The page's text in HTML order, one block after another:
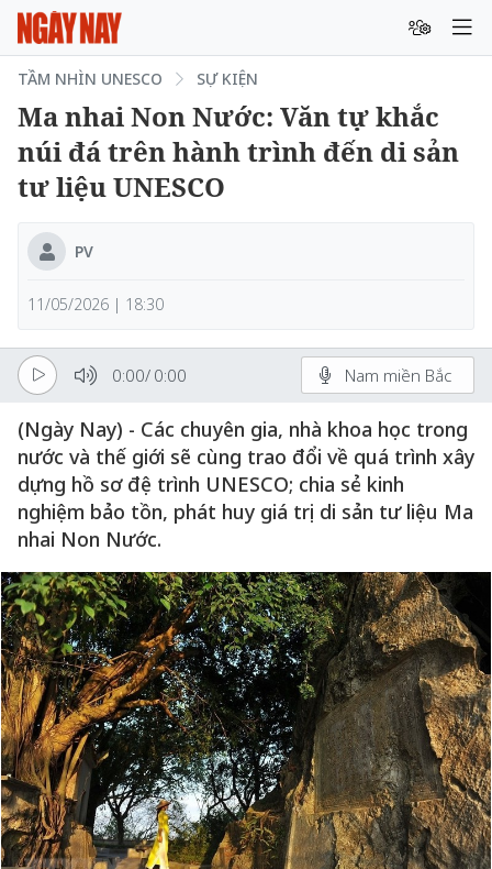
TẦM NHÌN UNESCO SỰ KIỆN
Ma nhai Non Nước: Văn tự khắc
núi đá trên hành trình đến di sản
tư liệu UNESCO
PV
11/05/2026 | 18:30
0:00/ 0:00 Nam miền Bắc
(Ngày Nay) - Các chuyên gia, nhà khoa học trong
nước và thế giới sẽ cùng trao đổi về quá trình xây
dựng hồ sơ đệ trình UNESCO; chia sẻ kinh
nghiệm bảo tồn, phát huy giá trị di sản tư liệu Ma
nhai Non Nước.